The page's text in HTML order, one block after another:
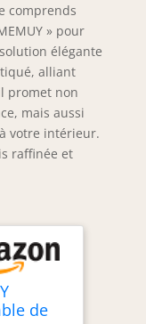
comprends
» pour
élégante
alliant
promet non
mais aussi
votre intérieur.
raffinée et
de